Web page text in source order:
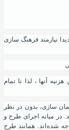
نیازمند فرهنگ سازی
آنها ، لذا نا تمام
سازی، بدون در نظر
در میانه اجرای طرح و
شده‌اند. همانند طرح